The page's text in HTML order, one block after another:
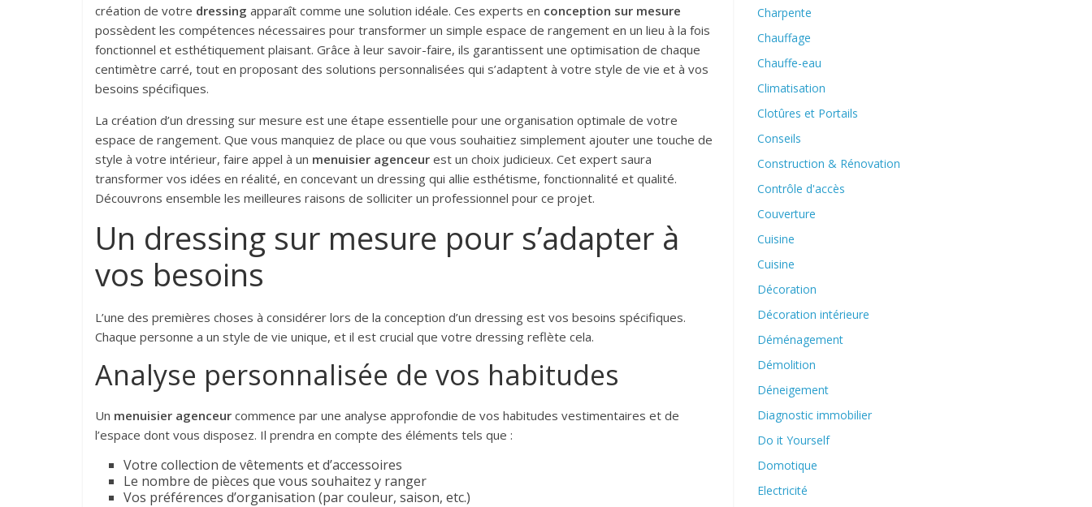
création de votre dressing apparaît comme une solution idéale. Ces experts en conception sur mesure
possèdent les compétences nécessaires pour transformer un simple espace de rangement en un lieu à la fois
fonctionnel et esthétiquement plaisant. Grâce à leur savoir-faire, ils garantissent une optimisation de chaque
centimètre carré, tout en proposant des solutions personnalisées qui s’adaptent à votre style de vie et à vos
besoins spécifiques.
La création d’un dressing sur mesure est une étape essentielle pour une organisation optimale de votre
espace de rangement. Que vous manquiez de place ou que vous souhaitiez simplement ajouter une touche de
style à votre intérieur, faire appel à un menuisier agenceur est un choix judicieux. Cet expert saura
transformer vos idées en réalité, en concevant un dressing qui allie esthétisme, fonctionnalité et qualité.
Découvrons ensemble les meilleures raisons de solliciter un professionnel pour ce projet.
Un dressing sur mesure pour s’adapter à
vos besoins
L’une des premières choses à considérer lors de la conception d’un dressing est vos besoins spécifiques.
Chaque personne a un style de vie unique, et il est crucial que votre dressing reflète cela.
Analyse personnalisée de vos habitudes
Un menuisier agenceur commence par une analyse approfondie de vos habitudes vestimentaires et de
l’espace dont vous disposez. Il prendra en compte des éléments tels que :
Votre collection de vêtements et d’accessoires
Le nombre de pièces que vous souhaitez y ranger
Vos préférences d’organisation (par couleur, saison, etc.)
Charpente
Chauffage
Chauffe-eau
Climatisation
Clotûres et Portails
Conseils
Construction & Rénovation
Contrôle d'accès
Couverture
Cuisine
Cuisine
Décoration
Décoration intérieure
Déménagement
Démolition
Déneigement
Diagnostic immobilier
Do it Yourself
Domotique
Electricité